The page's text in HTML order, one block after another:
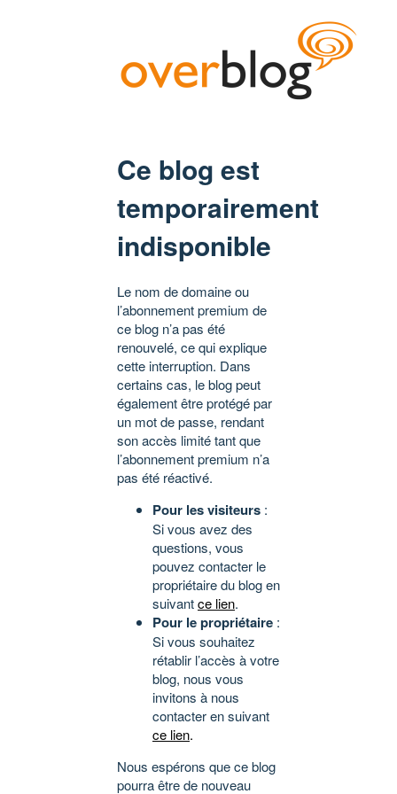
Ce blog est
temporairement
indisponible
Le nom de domaine ou
l’abonnement premium de
ce blog n’a pas été
renouvelé, ce qui explique
cette interruption. Dans
certains cas, le blog peut
également être protégé par
un mot de passe, rendant
son accès limité tant que
l’abonnement premium n’a
pas été réactivé.
Pour les visiteurs :
Si vous avez des
questions, vous
pouvez contacter le
propriétaire du blog en
suivantce lien.
Pour le propriétaire :
Si vous souhaitez
rétablir l’accès à votre
blog, nous vous
invitons à nous
contacter en suivant
ce lien.
Nous espérons que ce blog
pourra être de nouveau